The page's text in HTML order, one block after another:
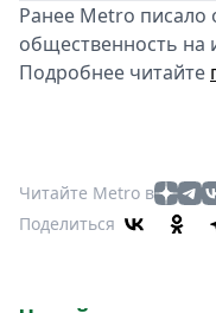
Ранее Metro писало
общественность на
Подробнее читайте
Читайте Metro в
Поделиться